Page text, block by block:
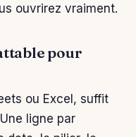
ouvrirez vraiment.
pour
ou Excel, suffit
ligne par